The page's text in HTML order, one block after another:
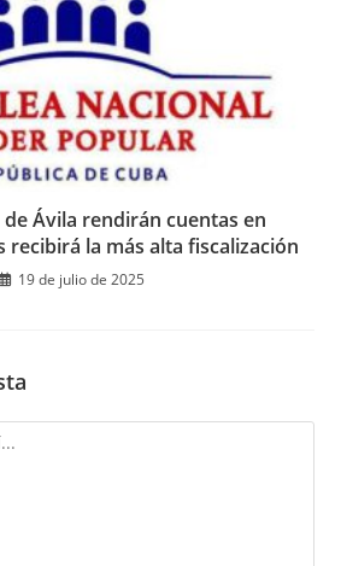
de Ávila rendirán cuentas en
recibirá la más alta fiscalización
19 de julio de 2025